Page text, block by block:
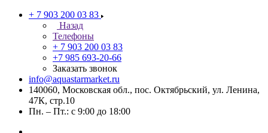
+ 7 903 200 03 83
Назад
Телефоны
+ 7 903 200 03 83
+7 985 693-20-66
Заказать звонок
info@aquastarmarket.ru
140060, Московская обл., пос. Октябрьский, ул. Ленина,
47К, стр.10
Пн. – Пт.: с 9:00 до 18:00